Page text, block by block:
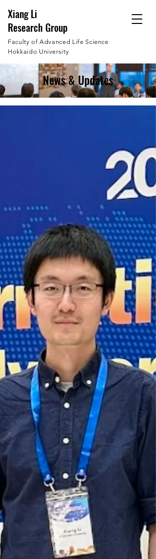
Xiang Li
Research Group
Faculty of Advanced Life Science
Hokkaido University
News & Updates